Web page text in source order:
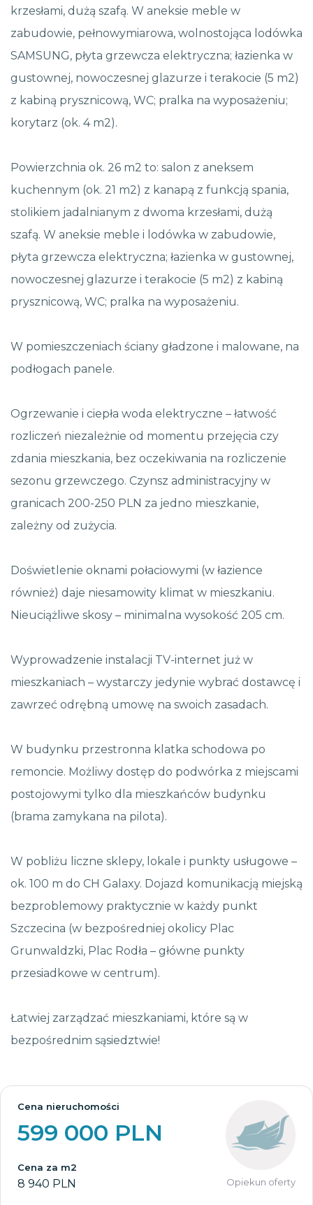
krzesłami, dużą szafą. W aneksie meble w
zabudowie, pełnowymiarowa, wolnostojąca lodówka
SAMSUNG, płyta grzewcza elektryczna; łazienka w
gustownej, nowoczesnej glazurze i terakocie (5 m2)
z kabiną prysznicową, WC; pralka na wyposażeniu;
korytarz (ok. 4 m2).
Powierzchnia ok. 26 m2 to: salon z aneksem
kuchennym (ok. 21 m2) z kanapą z funkcją spania,
stolikiem jadalnianym z dwoma krzesłami, dużą
szafą. W aneksie meble i lodówka w zabudowie,
płyta grzewcza elektryczna; łazienka w gustownej,
nowoczesnej glazurze i terakocie (5 m2) z kabiną
prysznicową, WC; pralka na wyposażeniu.
W pomieszczeniach ściany gładzone i malowane, na
podłogach panele.
Ogrzewanie i ciepła woda elektryczne – łatwość
rozliczeń niezależnie od momentu przejęcia czy
zdania mieszkania, bez oczekiwania na rozliczenie
sezonu grzewczego. Czynsz administracyjny w
granicach 200-250 PLN za jedno mieszkanie,
zależny od zużycia.
Doświetlenie oknami połaciowymi (w łazience
również) daje niesamowity klimat w mieszkaniu.
Nieuciążliwe skosy – minimalna wysokość 205 cm.
Wyprowadzenie instalacji TV-internet już w
mieszkaniach – wystarczy jedynie wybrać dostawcę i
zawrzeć odrębną umowę na swoich zasadach.
W budynku przestronna klatka schodowa po
remoncie. Możliwy dostęp do podwórka z miejscami
postojowymi tylko dla mieszkańców budynku
(brama zamykana na pilota).
W pobliżu liczne sklepy, lokale i punkty usługowe –
ok. 100 m do CH Galaxy. Dojazd komunikacją miejską
bezproblemowy praktycznie w każdy punkt
Szczecina (w bezpośredniej okolicy Plac
Grunwaldzki, Plac Rodła – główne punkty
przesiadkowe w centrum).
Łatwiej zarządzać mieszkaniami, które są w
bezpośrednim sąsiedztwie!
Cena nieruchomości
599 000 PLN
Cena za m2
8 940 PLN Opiekun oferty